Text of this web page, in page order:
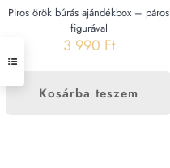
Piros örök búrás ajándékbox – páros
figurával
3 990 Ft
Kosárba teszem